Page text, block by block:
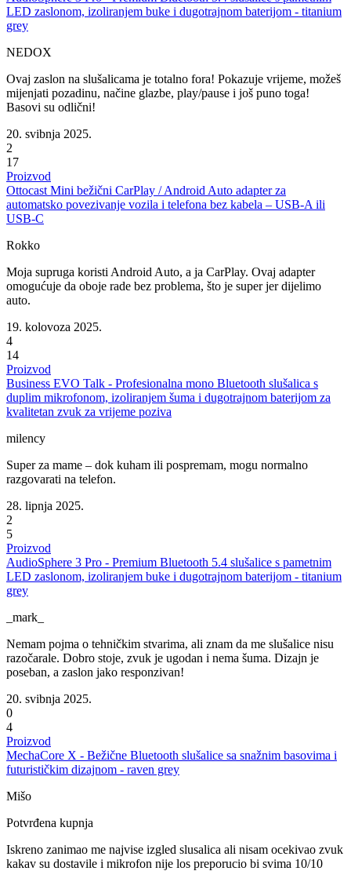
LED zaslonom, izoliranjem buke i dugotrajnom baterijom - titanium
grey
NEDOX
Ovaj zaslon na slušalicama je totalno fora! Pokazuje vrijeme, možeš
mijenjati pozadinu, načine glazbe, play/pause i još puno toga!
Basovi su odlični!
20. svibnja 2025.
2
17
Proizvod
Ottocast Mini bežični CarPlay / Android Auto adapter za
automatsko povezivanje vozila i telefona bez kabela – USB-A ili
USB-C
Rokko
Moja supruga koristi Android Auto, a ja CarPlay. Ovaj adapter
omogućuje da oboje rade bez problema, što je super jer dijelimo
auto.
19. kolovoza 2025.
4
14
Proizvod
Business EVO Talk - Profesionalna mono Bluetooth slušalica s
duplim mikrofonom, izoliranjem šuma i dugotrajnom baterijom za
kvalitetan zvuk za vrijeme poziva
milency
Super za mame – dok kuham ili pospremam, mogu normalno
razgovarati na telefon.
28. lipnja 2025.
2
5
Proizvod
AudioSphere 3 Pro - Premium Bluetooth 5.4 slušalice s pametnim
LED zaslonom, izoliranjem buke i dugotrajnom baterijom - titanium
grey
_mark_
Nemam pojma o tehničkim stvarima, ali znam da me slušalice nisu
razočarale. Dobro stoje, zvuk je ugodan i nema šuma. Dizajn je
poseban, a zaslon jako responzivan!
20. svibnja 2025.
0
4
Proizvod
MechaCore X - Bežične Bluetooth slušalice sa snažnim basovima i
futurističkim dizajnom - raven grey
Mišo
Potvrđena kupnja
Iskreno zanimao me najvise izgled slusalica ali nisam ocekivao zvuk
kakav su dostavile i mikrofon nije los preporucio bi svima 10/10